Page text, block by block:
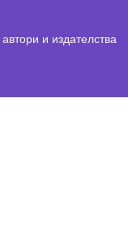
и издателства